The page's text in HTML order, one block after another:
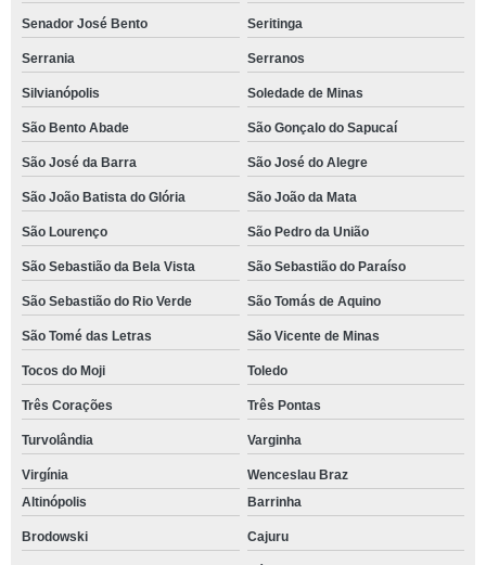
Senador José Bento Seritinga
Serrania Serranos
Silvianópolis Soledade de Minas
São Bento Abade São Gonçalo do Sapucaí
São José da Barra São José do Alegre
São João Batista do Glória São João da Mata
São Lourenço São Pedro da União
São Sebastião da Bela Vista São Sebastião do Paraíso
São Sebastião do Rio Verde São Tomás de Aquino
São Tomé das Letras São Vicente de Minas
Tocos do Moji Toledo
Três Corações Três Pontas
Turvolândia Varginha
Virgínia
Wenceslau Braz
Altinópolis
Barrinha
Brodowski Cajuru